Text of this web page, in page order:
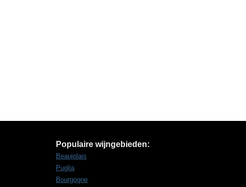
Populaire wijngebieden:
Beaujolais
Puglia
Bourgogne